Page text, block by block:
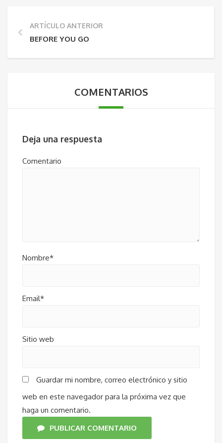
ARTÍCULO ANTERIOR
BEFORE YOU GO
COMENTARIOS
Deja una respuesta
Comentario
Nombre*
Email*
Sitio web
Guardar mi nombre, correo electrónico y sitio
web en este navegador para la próxima vez que
haga un comentario.
PUBLICAR COMENTARIO